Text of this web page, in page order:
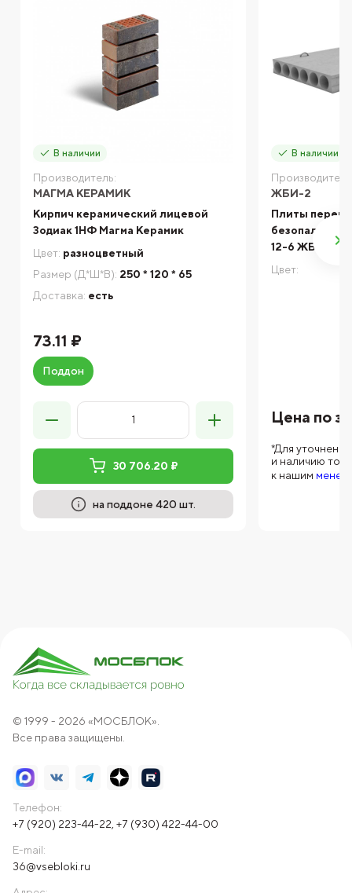
В наличии
Производитель:
МАГМА КЕРАМИК
Кирпич керамический лицевой
Зодиак 1НФ Магма Керамик
Цвет: разноцветный
Размер (Д*Ш*В): 250 * 120 * 65
Доставка: есть
73.11 ₽
Поддон
30 706.20 ₽
на поддоне 420 шт.
В наличии
ЖБИ-2
Плиты
12-6 ЖБИ-2
Цвет:
Цена по
*Для
и наличию
к нашим
© 1999 - 2026 «МОСБЛОК».
Все права защищены.
Телефон:
+7 (920) 223-44-22 +7 (930) 422-44-00
E-mail:
36@vsebloki.ru